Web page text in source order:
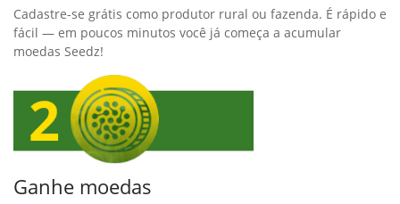
Cadastre-se grátis como produtor rural ou fazenda. É rápido e
fácil — em poucos minutos você já começa a acumular
moedas Seedz!
Ganhe moedas